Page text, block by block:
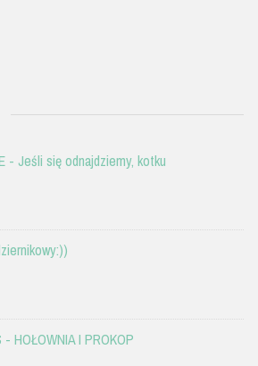
- Jeśli się odnajdziemy, kotku
- HOŁOWNIA I PROKOP